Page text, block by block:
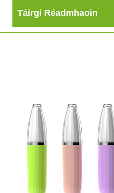
Táirgí Réadmhaoin